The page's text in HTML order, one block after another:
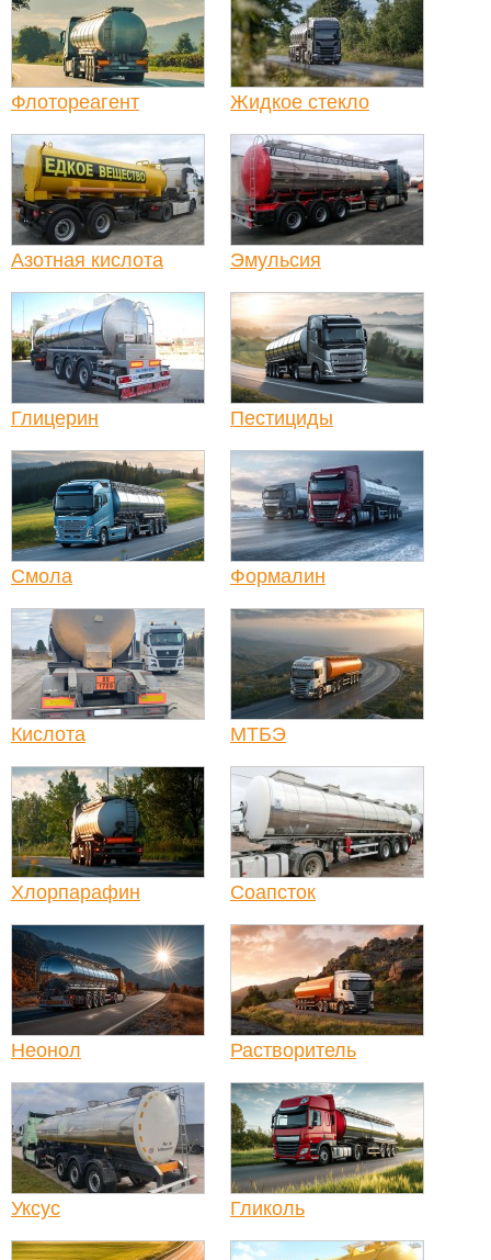
Флотореагент Жидкое стекло
Азотная кислота Эмульсия
Глицерин Пестициды
Смола Формалин
Кислота МТБЭ
Хлорпарафин Соапсток
Неонол Растворитель
Уксус Гликоль